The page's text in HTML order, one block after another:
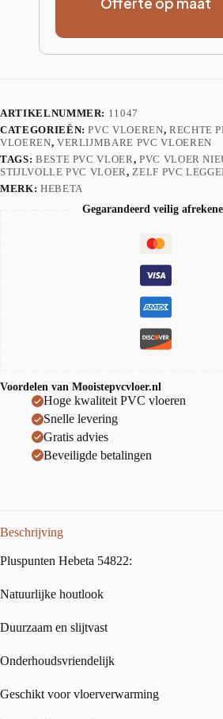
ARTIKELNUMMER: 11047
CATEGORIEËN:PVC VLOEREN, RECHTE
VLOEREN, VERLIJMBARE PVC VLOEREN
TAGS: BESTE PVC VLOER, PVC VLOER
STIJLVOLLE PVC VLOER,ZELF PVC
MERK: HEBETA
Gegarandeerd veilig
Voordelen van Mooistepvcvloer.nl
Hoge kwaliteit PVC vloeren
Snelle levering
Gratis advies
Beveiligde betalingen
Beschrijving
Pluspunten Hebeta 54822:
Natuurlijke houtlook
Duurzaam en slijtvast
Onderhoudsvriendelijk
Geschikt voor vloerverwarming